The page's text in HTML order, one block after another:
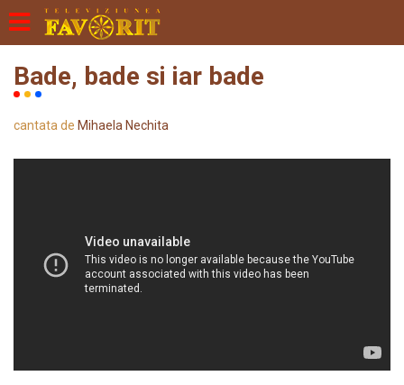
Bade, bade si iar bade
cantata de Mihaela Nechita